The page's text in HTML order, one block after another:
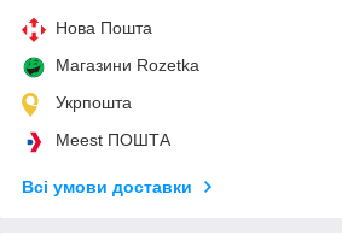
Нова Пошта
Магазини Rozetka
Укрпошта
Meest ПОШТА
Всі умови доставки